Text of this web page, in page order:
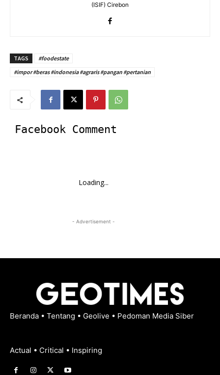
(ISIF) Cirebon
TAGS
#foodestate
#impor #beras #indonesia #agraris #pangan #pertanian
Facebook Comment
Loading...
- Advertisement -
Beranda • Tentang • Geolive • Pedoman Media Siber
Actual • Critical • Inspiring